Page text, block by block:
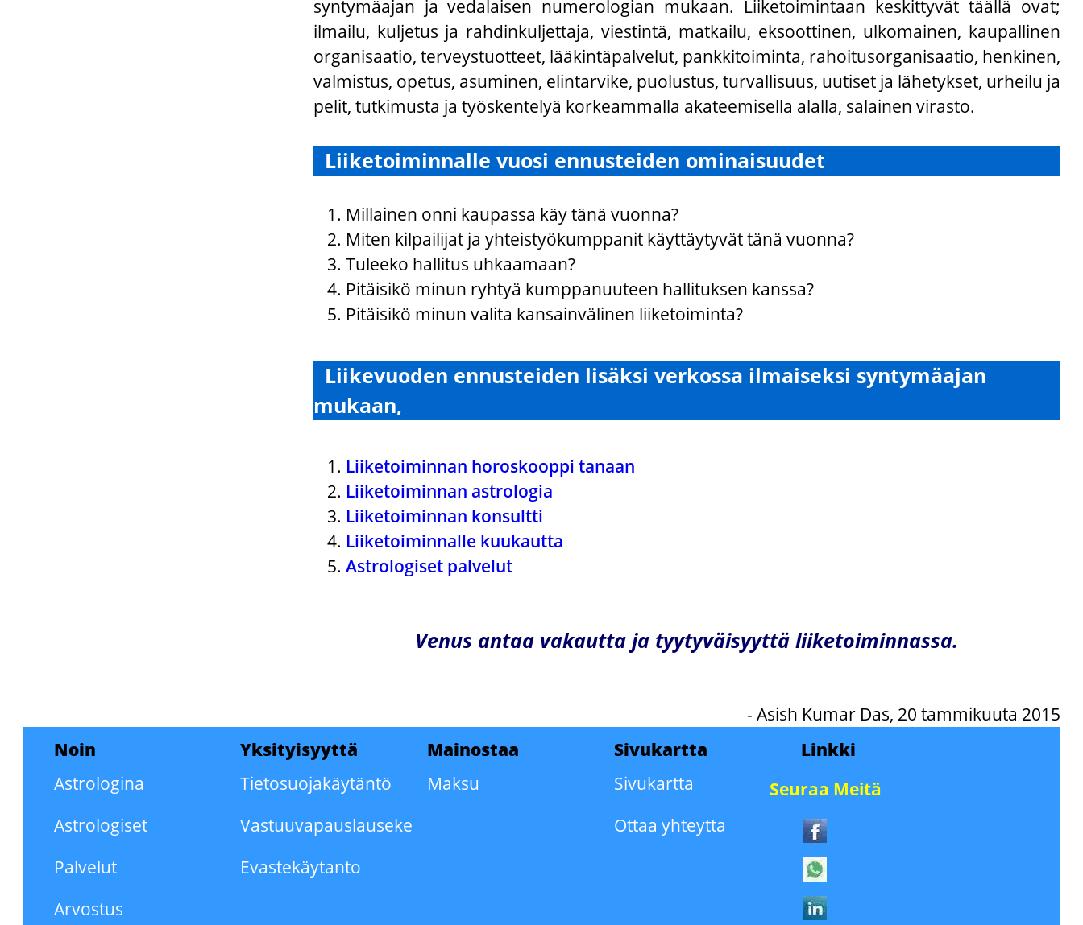
syntymäajan ja vedalaisen numerologian mukaan. Liiketoimintaan keskittyvät täällä ovat;
ilmailu, kuljetus ja rahdinkuljettaja, viestintä, matkailu, eksoottinen, ulkomainen, kaupallinen
organisaatio, terveystuotteet, lääkintäpalvelut, pankkitoiminta, rahoitusorganisaatio, henkinen,
valmistus, opetus, asuminen, elintarvike, puolustus, turvallisuus, uutiset ja lähetykset, urheilu ja
pelit, tutkimusta ja työskentelyä korkeammalla akateemisella alalla, salainen virasto.
Liiketoiminnalle vuosi ennusteiden ominaisuudet
Millainen onni kaupassa käy tänä vuonna?
Miten kilpailijat ja yhteistyökumppanit käyttäytyvät tänä vuonna?
Tuleeko hallitus uhkaamaan?
Pitäisikö minun ryhtyä kumppanuuteen hallituksen kanssa?
Pitäisikö minun valita kansainvälinen liiketoiminta?
Liikevuoden ennusteiden lisäksi verkossa ilmaiseksi syntymäajan
mukaan,
Liiketoiminnan horoskooppi tanaan
Liiketoiminnan astrologia
Liiketoiminnan konsultti
Liiketoiminnalle kuukautta
Astrologiset palvelut
Venus antaa vakautta ja tyytyväisyyttä liiketoiminnassa.
- Asish Kumar Das, 20 tammikuuta 2015
Noin
Astrologina
Astrologiset
Palvelut
Arvostus
Yksityisyyttä
Tietosuojakäytäntö
Vastuuvapauslauseke
Evastekäytanto
Mainostaa
Maksu
Sivukartta
Sivukartta
Ottaa yhteytta
Linkki
Seuraa Meitä